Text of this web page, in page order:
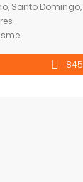
Santo
845